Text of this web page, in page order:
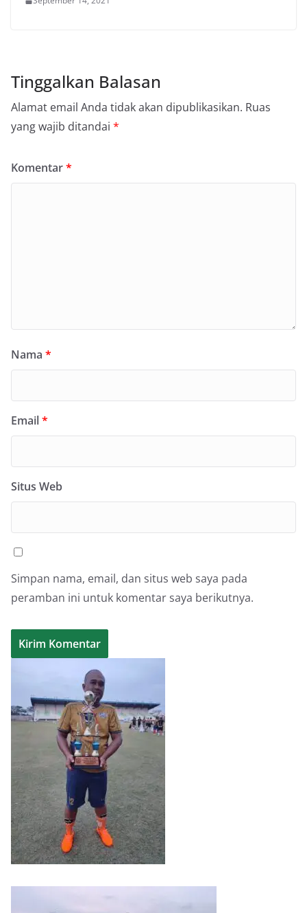
Tinggalkan Balasan
Alamat email Anda tidak akan dipublikasikan. Ruas
yang wajib ditandai *
Komentar*
Nama *
Email*
Situs Web
Simpan nama, email, dan situs web saya pada
peramban ini untuk komentar saya berikutnya.